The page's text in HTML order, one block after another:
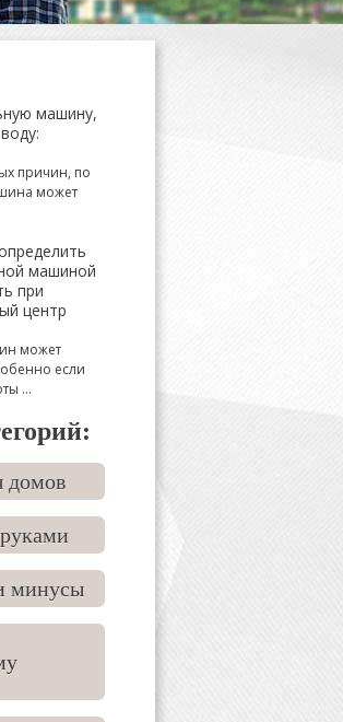
машину,
причин, по
может
машиной
при
центр
может
если
...
домов
минусы